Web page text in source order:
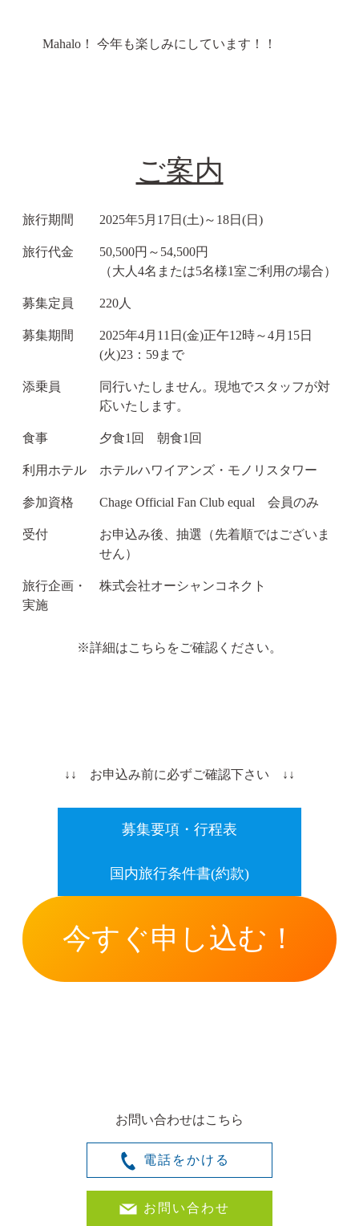
Mahalo！ 今年も楽しみにしています！！
ご案内
旅行期間 2025年5月17日(土)～18日(日)
旅行代金
50,500円～54,500円
（大人4名または5名様1室ご利用の場合）
募集定員 220人
募集期間
2025年4月11日(金)正午12時～4月15日
(火)23：59まで
添乗員
同行いたしません。現地でスタッフが対
応いたします。
食事 夕食1回 朝食1回
利用ホテル ホテルハワイアンズ・モノリスタワー
参加資格 Chage Official Fan Club equal 会員のみ
受付
お申込み後、抽選（先着順ではございま
せん）
旅行企画・
実施
株式会社オーシャンコネクト
※詳細はこちらをご確認ください。
↓↓ お申込み前に必ずご確認下さい ↓↓
募集要項・行程表
国内旅行条件書(約款)
今すぐ申し込む！
お問い合わせはこちら
電話をかける
お問い合わせ